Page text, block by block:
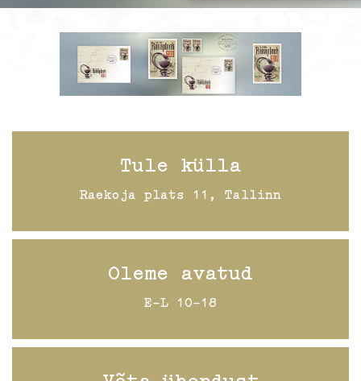
Tule külla
Raekoja plats 11, Tallinn
Oleme avatud
E-L 10-18